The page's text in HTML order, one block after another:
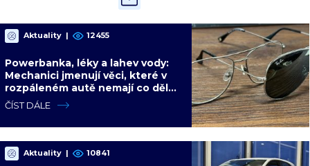
Aktuality | 12455
Powerbanka, léky a lahev vody:
Mechanici jmenují věci, které v
rozpáleném autě nemají co dělat.
Hrozí i požár
ČÍST DÁLE
Aktuality | 10841